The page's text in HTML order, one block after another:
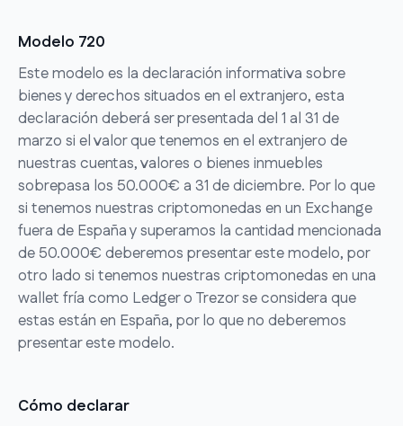
Modelo 720
Este modelo es la declaración informativa sobre
bienes y derechos situados en el extranjero, esta
declaración deberá ser presentada del 1 al 31 de
marzo si el valor que tenemos en el extranjero de
nuestras cuentas, valores o bienes inmuebles
sobrepasa los 50.000€ a 31 de diciembre. Por lo que
si tenemos nuestras criptomonedas en un Exchange
fuera de España y superamos la cantidad mencionada
de 50.000€ deberemos presentar este modelo, por
otro lado si tenemos nuestras criptomonedas en una
wallet fría como Ledger o Trezor se considera que
estas están en España, por lo que no deberemos
presentar este modelo.
Cómo declarar